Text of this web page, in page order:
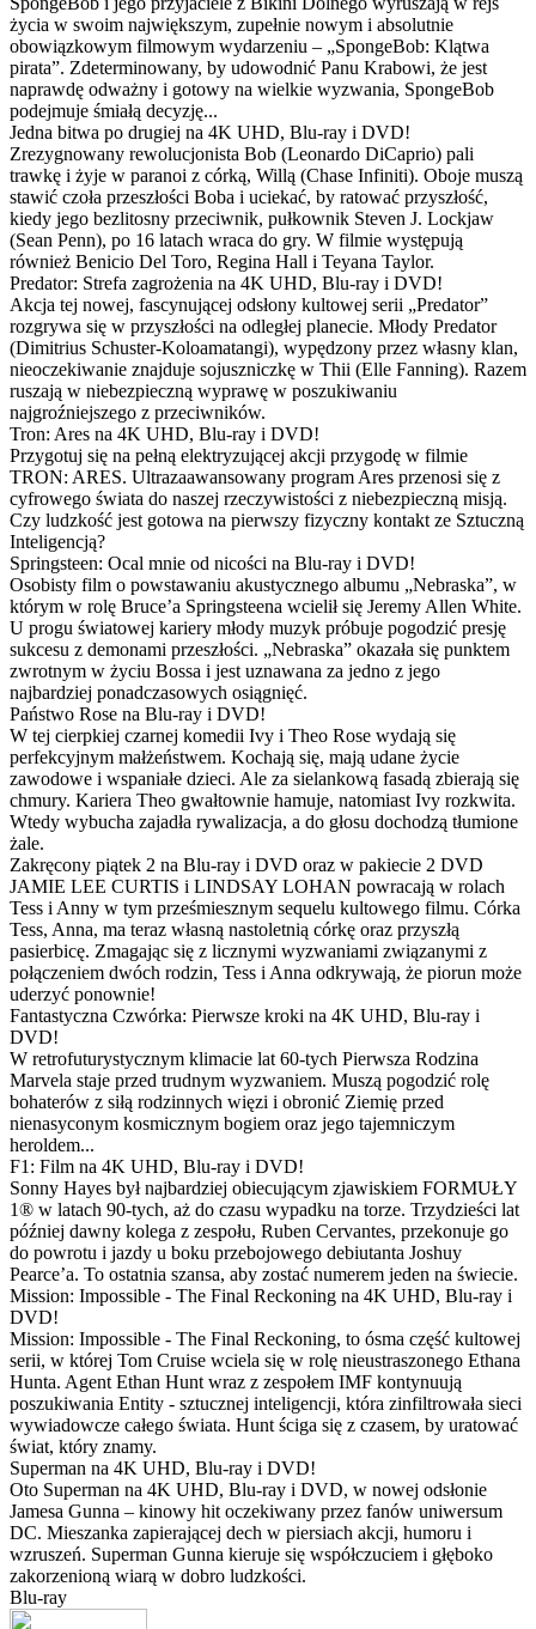
życia w swoim największym, zupełnie nowym i absolutnie
obowiązkowym filmowym wydarzeniu – „SpongeBob: Klątwa
pirata”. Zdeterminowany, by udowodnić Panu Krabowi, że jest
naprawdę odważny i gotowy na wielkie wyzwania, SpongeBob
podejmuje śmiałą decyzję...
Jedna bitwa po drugiej na 4K UHD, Blu-ray i DVD!
Zrezygnowany rewolucjonista Bob (Leonardo DiCaprio) pali
trawkę i żyje w paranoi z córką, Willą (Chase Infiniti). Oboje muszą
stawić czoła przeszłości Boba i uciekać, by ratować przyszłość,
kiedy jego bezlitosny przeciwnik, pułkownik Steven J. Lockjaw
(Sean Penn), po 16 latach wraca do gry. W filmie występują
również Benicio Del Toro, Regina Hall i Teyana Taylor.
Predator: Strefa zagrożenia na 4K UHD, Blu-ray i DVD!
Akcja tej nowej, fascynującej odsłony kultowej serii „Predator”
rozgrywa się w przyszłości na odległej planecie. Młody Predator
(Dimitrius Schuster-Koloamatangi), wypędzony przez własny klan,
nieoczekiwanie znajduje sojuszniczkę w Thii (Elle Fanning). Razem
ruszają w niebezpieczną wyprawę w poszukiwaniu
najgroźniejszego z przeciwników.
Tron: Ares na 4K UHD, Blu-ray i DVD!
Przygotuj się na pełną elektryzującej akcji przygodę w filmie
TRON: ARES. Ultrazaawansowany program Ares przenosi się z
cyfrowego świata do naszej rzeczywistości z niebezpieczną misją.
Czy ludzkość jest gotowa na pierwszy fizyczny kontakt ze Sztuczną
Inteligencją?
Springsteen: Ocal mnie od nicości na Blu-ray i DVD!
Osobisty film o powstawaniu akustycznego albumu „Nebraska”, w
którym w rolę Bruce’a Springsteena wcielił się Jeremy Allen White.
U progu światowej kariery młody muzyk próbuje pogodzić presję
sukcesu z demonami przeszłości. „Nebraska” okazała się punktem
zwrotnym w życiu Bossa i jest uznawana za jedno z jego
najbardziej ponadczasowych osiągnięć.
Państwo Rose na Blu-ray i DVD!
W tej cierpkiej czarnej komedii Ivy i Theo Rose wydają się
perfekcyjnym małżeństwem. Kochają się, mają udane życie
zawodowe i wspaniałe dzieci. Ale za sielankową fasadą zbierają się
chmury. Kariera Theo gwałtownie hamuje, natomiast Ivy rozkwita.
Wtedy wybucha zajadła rywalizacja, a do głosu dochodzą tłumione
żale.
Zakręcony piątek 2 na Blu-ray i DVD oraz w pakiecie 2 DVD
JAMIE LEE CURTIS i LINDSAY LOHAN powracają w rolach
Tess i Anny w tym prześmiesznym sequelu kultowego filmu. Córka
Tess, Anna, ma teraz własną nastoletnią córkę oraz przyszłą
pasierbicę. Zmagając się z licznymi wyzwaniami związanymi z
połączeniem dwóch rodzin, Tess i Anna odkrywają, że piorun może
uderzyć ponownie!
Fantastyczna Czwórka: Pierwsze kroki na 4K UHD, Blu-ray i
DVD!
W retrofuturystycznym klimacie lat 60-tych Pierwsza Rodzina
Marvela staje przed trudnym wyzwaniem. Muszą pogodzić rolę
bohaterów z siłą rodzinnych więzi i obronić Ziemię przed
nienasyconym kosmicznym bogiem oraz jego tajemniczym
heroldem...
F1: Film na 4K UHD, Blu-ray i DVD!
Sonny Hayes był najbardziej obiecującym zjawiskiem FORMUŁY
1® w latach 90-tych, aż do czasu wypadku na torze. Trzydzieści lat
później dawny kolega z zespołu, Ruben Cervantes, przekonuje go
do powrotu i jazdy u boku przebojowego debiutanta Joshuy
Pearce’a. To ostatnia szansa, aby zostać numerem jeden na świecie.
Mission: Impossible - The Final Reckoning na 4K UHD, Blu-ray i
DVD!
Mission: Impossible - The Final Reckoning, to ósma część kultowej
serii, w której Tom Cruise wciela się w rolę nieustraszonego Ethana
Hunta. Agent Ethan Hunt wraz z zespołem IMF kontynuują
poszukiwania Entity - sztucznej inteligencji, która zinfiltrowała sieci
wywiadowcze całego świata. Hunt ściga się z czasem, by uratować
świat, który znamy.
Superman na 4K UHD, Blu-ray i DVD!
Oto Superman na 4K UHD, Blu-ray i DVD, w nowej odsłonie
Jamesa Gunna – kinowy hit oczekiwany przez fanów uniwersum
DC. Mieszanka zapierającej dech w piersiach akcji, humoru i
wzruszeń. Superman Gunna kieruje się współczuciem i głęboko
zakorzenioną wiarą w dobro ludzkości.
Blu-ray